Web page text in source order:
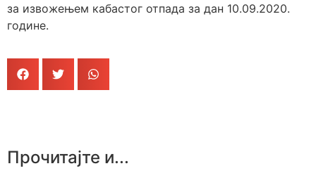
за извожењем кабастог отпада за дан 10.09.2020.
године.
Прочитајте и...